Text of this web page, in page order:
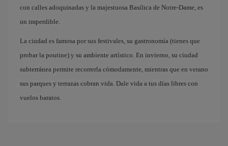
con calles adoquinadas y la majestuosa Basílica de Notre-Dame, es
un imperdible.
La ciudad es famosa por sus festivales, su gastronomía (tienes que
probar la poutine) y su ambiente artístico. En invierno, su ciudad
subterránea permite recorrerla cómodamente, mientras que en verano
sus parques y terrazas cobran vida. Dale vida a tus días libres con
vuelos baratos.